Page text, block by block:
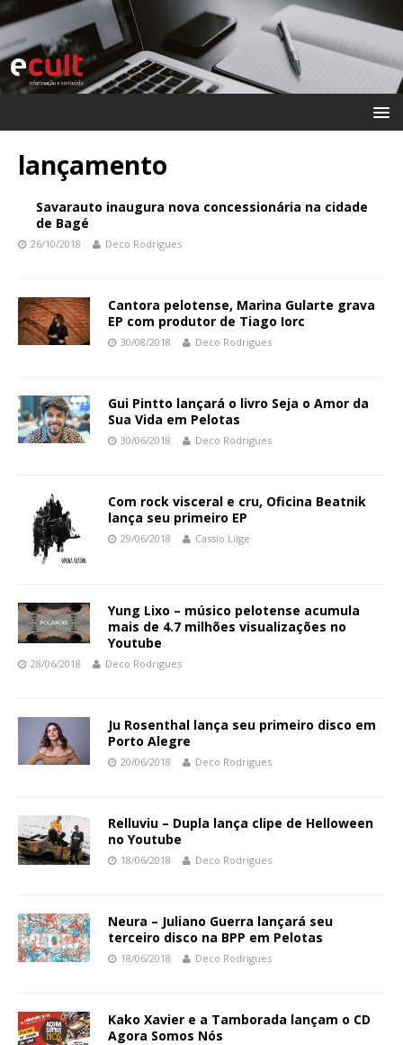
lançamento
Savarauto inaugura nova concessionária na cidade
de Bagé
26/10/2018 Deco Rodrigues
Cantora pelotense, Marina Gularte grava
EP com produtor de Tiago Iorc
30/08/2018 Deco Rodrigues
Gui Pintto lançará o livro Seja o Amor da
Sua Vida em Pelotas
30/06/2018 Deco Rodrigues
Com rock visceral e cru, Oficina Beatnik
lança seu primeiro EP
29/06/2018 Cassio Lilge
Yung Lixo – músico pelotense acumula
mais de 4.7 milhões visualizações no
Youtube
28/06/2018 Deco Rodrigues
Ju Rosenthal lança seu primeiro disco em
Porto Alegre
20/06/2018 Deco Rodrigues
Relluviu – Dupla lança clipe de Helloween
no Youtube
18/06/2018 Deco Rodrigues
Neura – Juliano Guerra lançará seu
terceiro disco na BPP em Pelotas
18/06/2018 Deco Rodrigues
Kako Xavier e a Tamborada lançam o CD
Agora Somos Nós